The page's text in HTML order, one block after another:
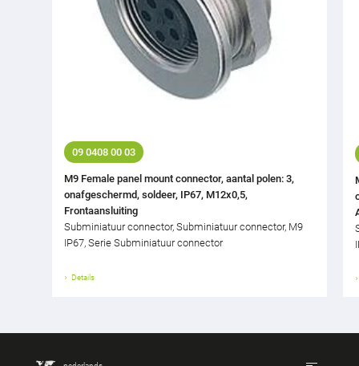
09 0408 00 03
M9 Female panel mount connector, aantal polen: 3,
onafgeschermd, soldeer, IP67, M12x0,5,
Frontaansluiting
Subminiatuur connector, Subminiatuur connector, M9
IP67, Serie Subminiatuur connector
Details